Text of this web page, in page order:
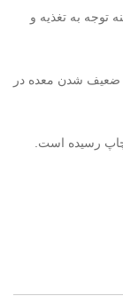
توجه به تغذیه و
ضعیف شدن معده در